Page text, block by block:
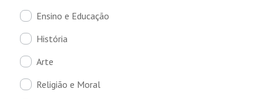
Ensino e Educação
História
Arte
Religião e Moral